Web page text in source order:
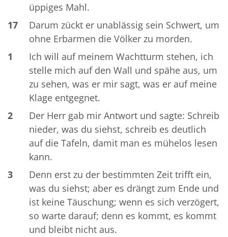
üppiges Mahl.
17
Darum zückt er unablässig sein Schwert, um
ohne Erbarmen die Völker zu morden.
1
Ich will auf meinem Wachtturm stehen, ich
stelle mich auf den Wall und spähe aus, um
zu sehen, was er mir sagt, was er auf meine
Klage entgegnet.
2
Der Herr gab mir Antwort und sagte: Schreib
nieder, was du siehst, schreib es deutlich
auf die Tafeln, damit man es mühelos lesen
kann.
3
Denn erst zu der bestimmten Zeit trifft ein,
was du siehst; aber es drängt zum Ende und
ist keine Täuschung; wenn es sich verzögert,
so warte darauf; denn es kommt, es kommt
und bleibt nicht aus.